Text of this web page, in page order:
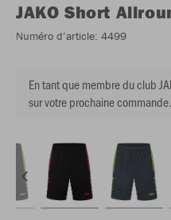
JAKO Short
Numéro d’article: 4499
En tant que membre du club
sur votre prochaine commande.